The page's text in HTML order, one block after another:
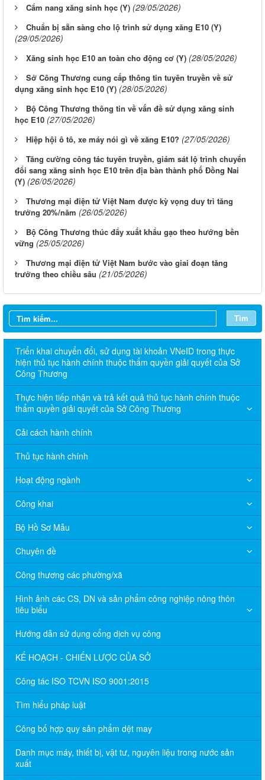
Cẩm nang xăng sinh học (Y) (29/05/2026)
Chuẩn bị sẵn sàng cho lộ trình sử dụng xăng E10 (Y)
(29/05/2026)
Xăng sinh học E10 an toàn cho động cơ (Y) (28/05/2026)
Sở Công Thương cung cấp thông tin tuyên truyền về sử
dụng xăng sinh học E10 (Y) (28/05/2026)
Bộ Công Thương thông tin về vấn đề sử dụng xăng sinh
học E10 (27/05/2026)
Hiệp hội ô tô, xe máy nói gì về xăng E10? (27/05/2026)
Tăng cường công tác tuyên truyền, giám sát lộ trình chuyển
đổi sang xăng sinh học E10 trên địa bàn thành phố Đồng Nai
(Y) (26/05/2026)
Thương mại điện tử Việt Nam được kỳ vọng duy trì tăng
trưởng 20%/năm (26/05/2026)
Bộ Công Thương thúc đẩy xuất khẩu gạo theo hướng bền
vững (25/05/2026)
Thương mại điện tử Việt Nam bước vào giai đoạn tăng
trưởng theo chiều sâu (21/05/2026)
Tìm
Triển khai chuyển đổi, sử dụng tài khoản VNeID trong thực
hiện thủ tục hành chính thuộc thẩm quyền giải quyết của Sở
Công Thương
Thực hiện tiếp nhận và trả kết quả thủ tục hành chính thuộc
thẩm quyền giải quyết của Sở Công Thương
Cải cách hành chính
Thủ tục hành chính
Hoạt động ngành
Công khai
Bộ Hồ Sơ Mẫu
Chuyên đề
Công thương các phường/xã
Hình ảnh các CS, DN và sản phẩm công nghiệp nông thôn
tiêu biểu
Hướng dẫn sử dụng cổng dịch vụ công
KẾ HOẠCH - CHIẾN LƯỢC CỦA SỞ
Công tác ISO TCVN ISO 9001:2015
Tìm hiểu pháp luật
Công bố hợp quy sản phẩm dệt may
Danh mục máy, thiết bị, vật tư, nguyên liệu trong nước sản
xuất